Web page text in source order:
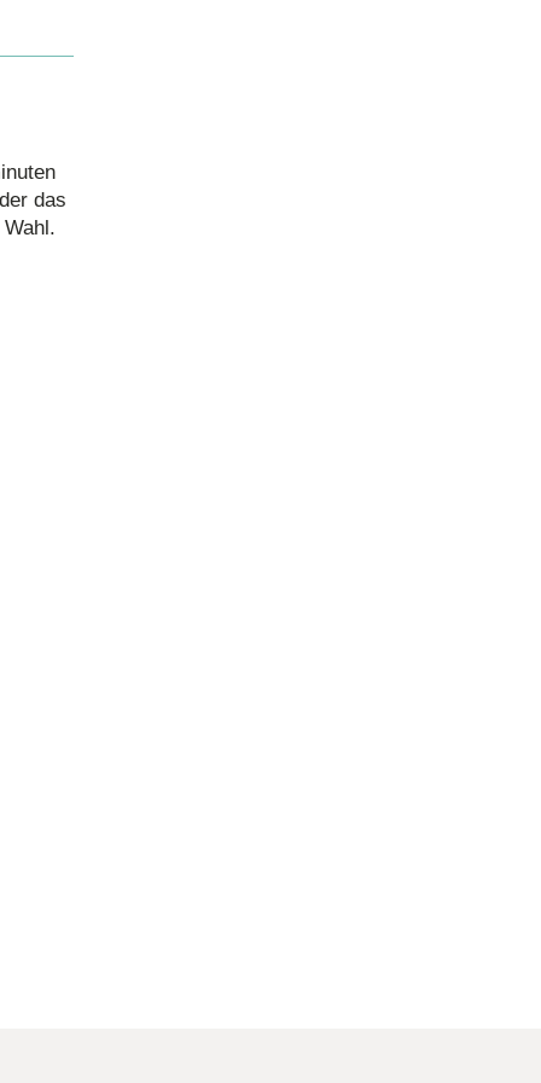
das